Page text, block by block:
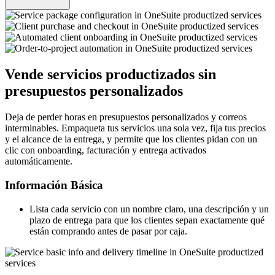
Vende servicios productizados sin
presupuestos personalizados
Deja de perder horas en presupuestos personalizados y correos
interminables. Empaqueta tus servicios una sola vez, fija tus precios
y el alcance de la entrega, y permite que los clientes pidan con un
clic con onboarding, facturación y entrega activados
automáticamente.
Información Básica
Lista cada servicio con un nombre claro, una descripción y un
plazo de entrega para que los clientes sepan exactamente qué
están comprando antes de pasar por caja.